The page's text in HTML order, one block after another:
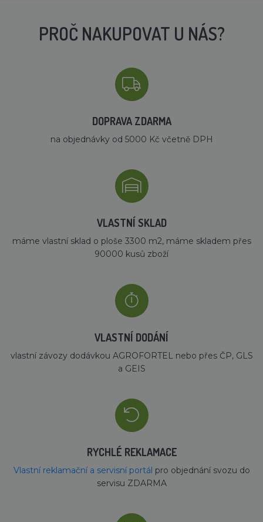
PROČ NAKUPOVAT U NÁS?
DOPRAVA ZDARMA
na objednávky od 5000 Kč včetně DPH
VLASTNÍ SKLAD
máme vlastní sklad o ploše 3300 m2, máme skladem přes
90000 kusů zboží
VLASTNÍ DODÁNÍ
vlastní závozy dodávkou AGROFORTEL nebo přes ČP, GLS
a GEIS
RYCHLÉ REKLAMACE
Vlastní reklamační a servisní portál pro objednání svozu do
servisu ZDARMA